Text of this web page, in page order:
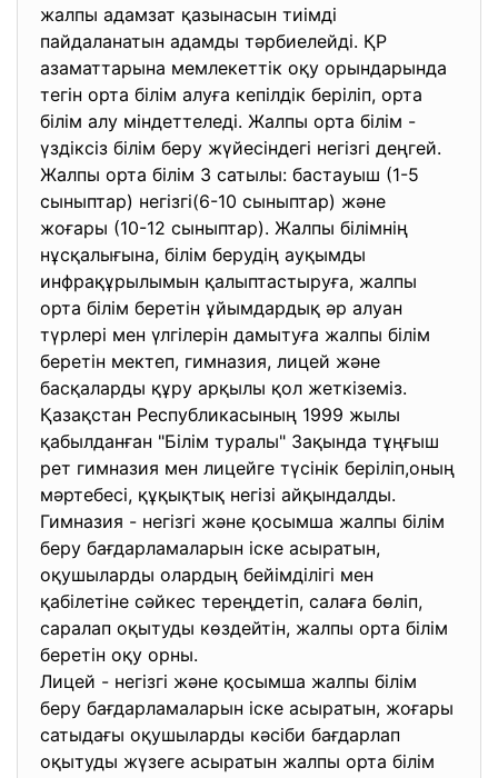
жалпы адамзат қазынасын тиімді
пайдаланатын адамды тәрбиелейді. ҚР
азаматтарына мемлекеттік оқу орындарында
тегін орта білім алуға кепілдік беріліп, орта
білім алу міндеттеледі. Жалпы орта білім -
үздіксіз білім беру жүйесіндегі негізгі деңгей.
Жалпы орта білім 3 сатылы: бастауыш (1-5
сыныптар) негізгі(6-10 сыныптар) және
жоғары (10-12 сыныптар). Жалпы білімнің
нұсқалығына, білім берудің ауқымды
инфрақұрылымын қалыптастыруға, жалпы
орта білім беретін ұйымдардық әр алуан
түрлері мен үлгілерін дамытуға жалпы білім
беретін мектеп, гимназия, лицей және
басқаларды құру арқылы қол жеткіземіз.
Қазақстан Республикасының 1999 жылы
қабылданған "Білім туралы" Зақында тұңғыш
рет гимназия мен лицейге түсінік беріліп,оның
мәртебесі, құқықтық негізі айқындалды.
Гимназия - негізгі және қосымша жалпы білім
беру бағдарламаларын іске асыратын,
оқушыларды олардың бейімділігі мен
қабілетіне сәйкес тереңдетіп, салаға бөліп,
саралап оқытуды көздейтін, жалпы орта білім
беретін оқу орны.
Лицей - негізгі және қосымша жалпы білім
беру бағдарламаларын іске асыратын, жоғары
сатыдағы оқушыларды кәсіби бағдарлап
оқытуды жүзеге асыратын жалпы орта білім